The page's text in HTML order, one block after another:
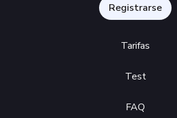
Registrarse
Tarifas
Test
FAQ